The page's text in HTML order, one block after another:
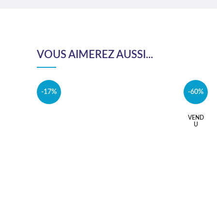
VOUS AIMEREZ AUSSI...
-17% -60%
VEND
U